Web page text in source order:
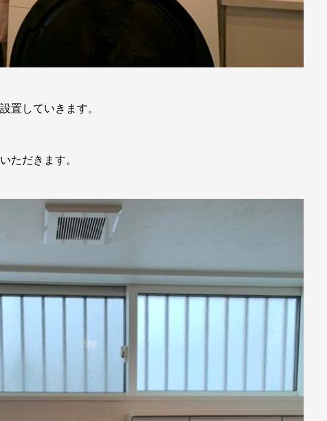
置していきます。
ただきます。